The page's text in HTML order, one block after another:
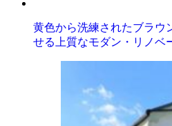
黄色から洗練されたブラウ
せる上質なモダン・リノベ